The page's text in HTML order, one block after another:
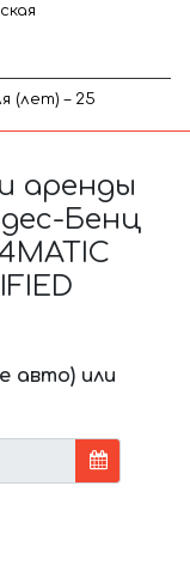
(лет) – 25
аренды
Бенц
авто) или